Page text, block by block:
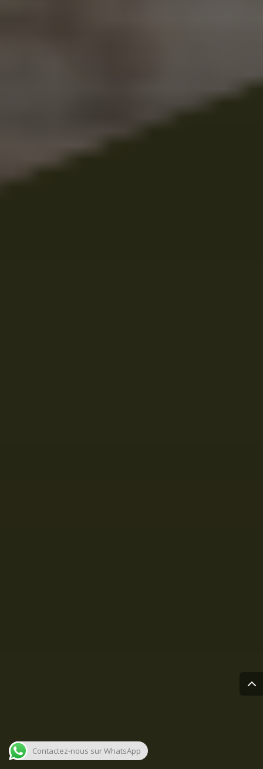
Contactez-nous sur WhatsApp